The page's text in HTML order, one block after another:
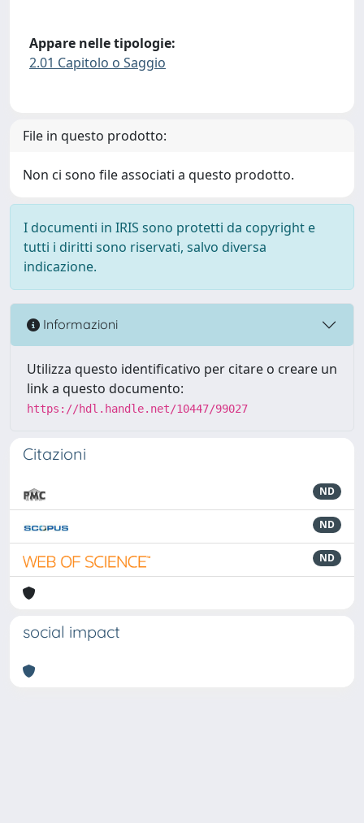
Appare nelle tipologie:
2.01 Capitolo o Saggio
File in questo prodotto:
Non ci sono file associati a questo prodotto.
I documenti in IRIS sono protetti da copyright e
tutti i diritti sono riservati, salvo diversa
indicazione.
Informazioni
Utilizza questo identificativo per citare o creare un
link a questo documento:
https://hdl.handle.net/10447/99027
Citazioni
ND
ND
ND
social impact